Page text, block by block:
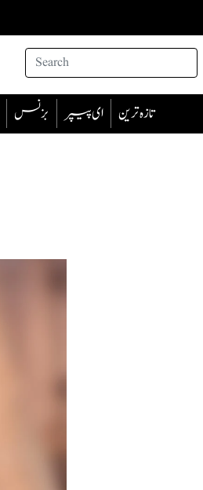
بزنس ای پیپر تازہ ترین